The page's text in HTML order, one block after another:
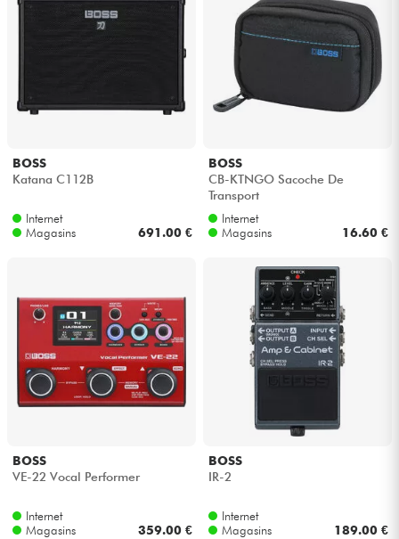
BOSS
Katana C112B
Internet
Magasins
691.00 €
BOSS
CB-KTNGO Sacoche De
Transport
Internet
Magasins
16.60 €
BOSS
VE-22 Vocal Performer
Internet
Magasins
359.00 €
BOSS
IR-2
Internet
Magasins
189.00 €